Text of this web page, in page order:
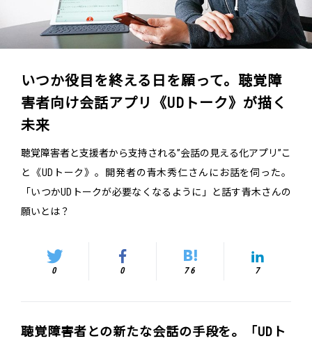
いつか役目を終える日を願って。聴覚障
害者向け会話アプリ《UDトーク》が描く
未来
聴覚障害者と支援者から支持される”会話の見える化アプリ”こ
と《UDトーク》。開発者の青木秀仁さんにお話を伺った。
「いつかUDトークが必要なくなるように」と話す青木さんの
願いとは？
0 0 76 7
聴覚障害者との新たな会話の手段を。「UDト